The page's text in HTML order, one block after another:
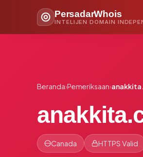
PersadarWhois
INTELIJEN DOMAIN
Beranda›Pemeriksaan›
Canada HTTPS Valid